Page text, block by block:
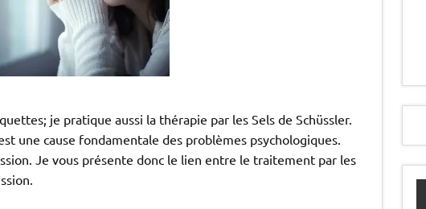
je pratique aussi la thérapie par les Sels de Schüssler.
une cause fondamentale des problèmes psychologiques.
Je vous présente donc le lien entre le traitement par les